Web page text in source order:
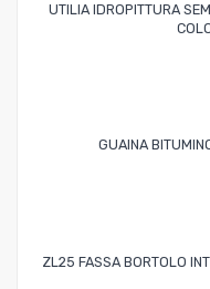
UTILIA IDROPITTURA
GUAINA
ZL25 FASSA BORTOLO